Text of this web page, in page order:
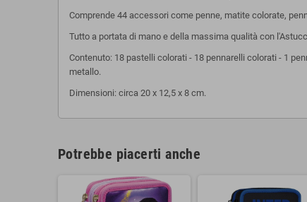
Comprende 44 accessori come penne, matite colorate,
Tutto a portata di mano e della massima qualità con
Contenuto: 18 pastelli colorati - 18 pennarelli colorati - 1
metallo.
Dimensioni: circa 20 x 12,5 x 8 cm.
Potrebbe piacerti anche